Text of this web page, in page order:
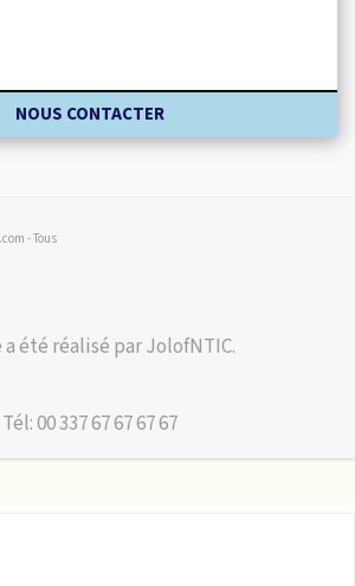
NOUS CONTACTER
- Tous
a été réalisé par JolofNTIC.
Tél: 00 337 67 67 67 67